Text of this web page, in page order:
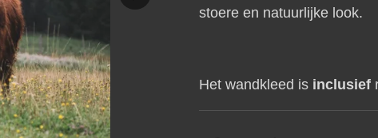
stoere en natuurlijke look.
Het wandkleed is inclusief